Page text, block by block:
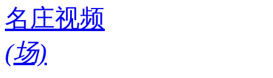
名庄视频
(场)